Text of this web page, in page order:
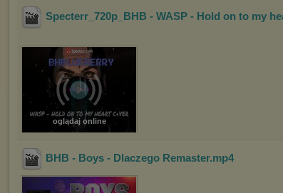
Specterr_720p_BHB - WASP - Hold on to my
oglądaj online
BHB - Boys - Dlaczego Remaster.mp4